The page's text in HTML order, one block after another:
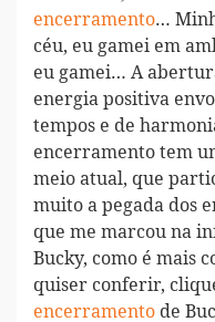
encerramento…
céu, eu gamei em
eu gamei… A
energia positiva
tempos e de
encerramento tem
meio atual, que
muito a pegada dos
que me marcou na
Bucky, como é mais
quiser conferir,
encerramento de